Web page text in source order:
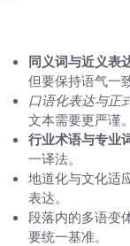
同义词与近义表
但要保持语气一致
口语化表达与正
文本需要更严谨。
行业术语与专业
一译法。
地道化与文化适
表达。
段落内的多语变
要统一基准。